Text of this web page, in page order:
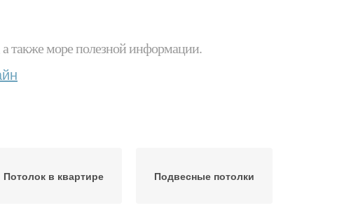
а также море полезной информации.
Потолок в квартире Подвесные потолки